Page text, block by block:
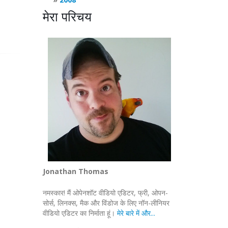
मेरा परिचय
Jonathan Thomas
नमस्कार! मैं ओपेनशॉट वीडियो एडिटर, फ्री, ओपन-
सोर्स, लिनक्स, मैक और विंडोज के लिए नॉन-लीनियर
वीडियो एडिटर का निर्माता हूं। मेरे बारे में और...